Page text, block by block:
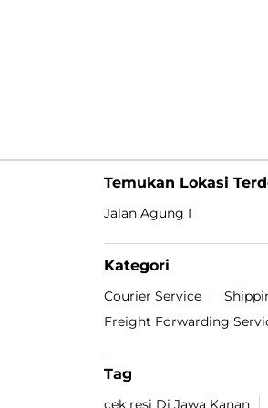
Temukan Lokasi
Jalan Agung I
Kategori
Courier Service
Freight Forwarding
Tag
cek resi Di Jawa Kanan